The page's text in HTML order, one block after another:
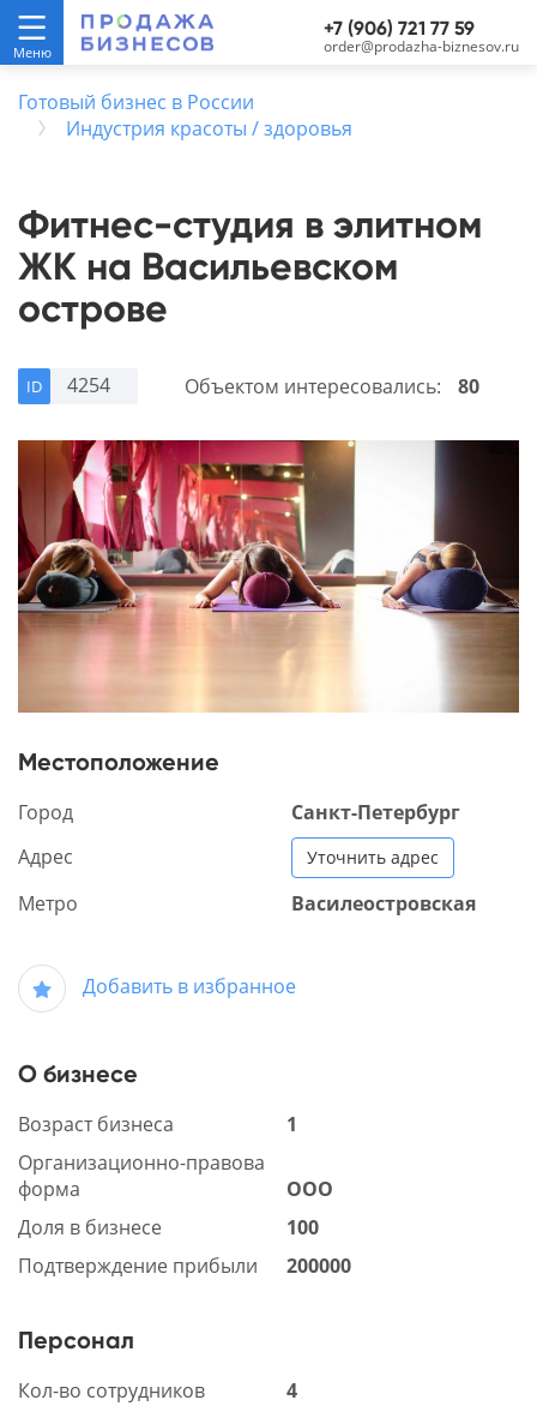
+7 (906) 721 77 59
order@prodazha-biznesov.ru
Готовый бизнес в России
Индустрия красоты / здоровья
Фитнес-студия в элитном
ЖК на Васильевском
острове
ID 4254 Объектом интересовались: 80
Местоположение
Город
Санкт-Петербург
Адрес
Уточнить адрес
Метро Василеостровская
Добавить в избранное
О бизнесе
Возраст бизнеса
1
Организационно-правова
форма
ООО
Доля в бизнесе
100
Подтверждение прибыли
200000
Персонал
Кол-во сотрудников 4